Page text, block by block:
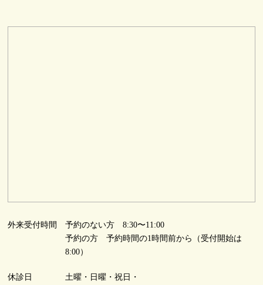
外来受付時間
予約のない方 8:30〜11:00
予約の方 予約時間の1時間前から（受付開始は
8:00）
休診日
土曜・日曜・祝日・